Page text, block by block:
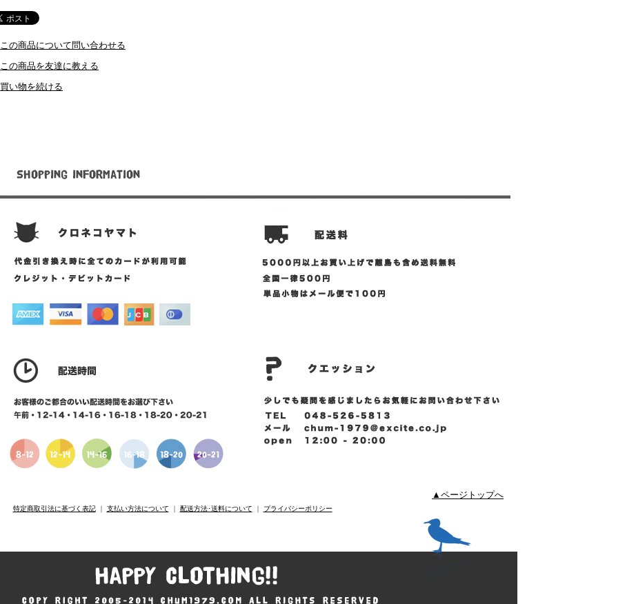
この商品について問い合わせる
この商品を友達に教える
買い物を続ける
▲ページトップへ
特定商取引法に基づく表記｜ 支払い方法について ｜ 配送方法･送料について ｜ プライバシーポリシー